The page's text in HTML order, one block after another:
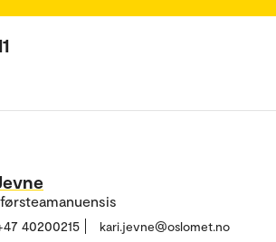
40200215 kari.jevne@oslomet.no